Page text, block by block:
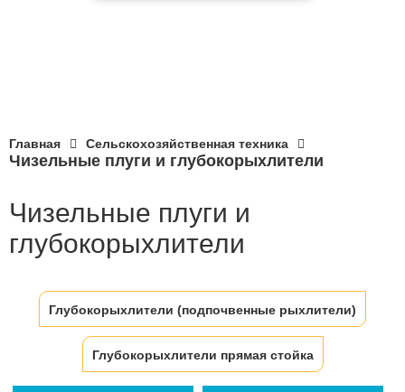
Главная Сельскохозяйственная техника
Чизельные плуги и глубокорыхлители
Чизельные плуги и
глубокорыхлители
Глубокорыхлители (подпочвенные рыхлители)
Глубокорыхлители прямая стойка